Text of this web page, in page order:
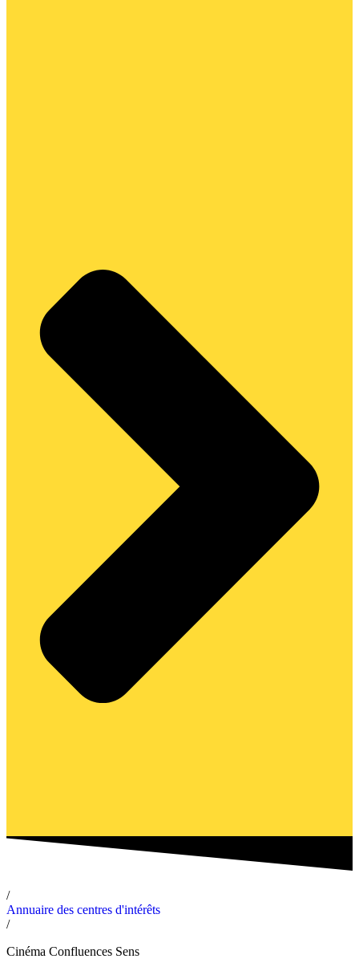
/
Annuaire des centres d'intérêts
/
Cinéma Confluences Sens